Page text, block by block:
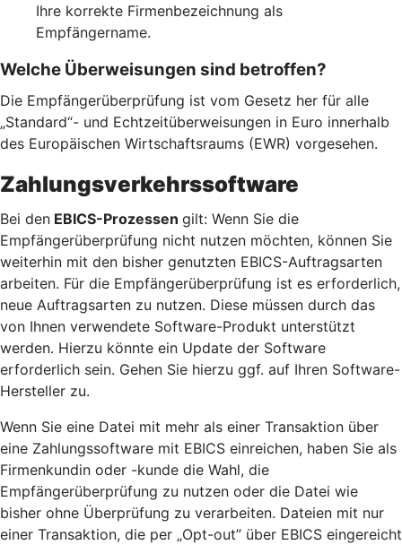
Ihre korrekte Firmenbezeichnung als
Empfängername.
Welche Überweisungen sind betroffen?
Die Empfängerüberprüfung ist vom Gesetz her für alle
„Standard“- und Echtzeitüberweisungen in Euro innerhalb
des Europäischen Wirtschaftsraums (EWR) vorgesehen.
Zahlungsverkehrssoftware
Bei den EBICS-Prozessen gilt: Wenn Sie die
Empfängerüberprüfung nicht nutzen möchten, können Sie
weiterhin mit den bisher genutzten EBICS-Auftragsarten
arbeiten. Für die Empfängerüberprüfung ist es erforderlich,
neue Auftragsarten zu nutzen. Diese müssen durch das
von Ihnen verwendete Software-Produkt unterstützt
werden. Hierzu könnte ein Update der Software
erforderlich sein. Gehen Sie hierzu ggf. auf Ihren Software-
Hersteller zu.
Wenn Sie eine Datei mit mehr als einer Transaktion über
eine Zahlungssoftware mit EBICS einreichen, haben Sie als
Firmenkundin oder -kunde die Wahl, die
Empfängerüberprüfung zu nutzen oder die Datei wie
bisher ohne Überprüfung zu verarbeiten. Dateien mit nur
einer Transaktion, die per „Opt-out” über EBICS eingereicht